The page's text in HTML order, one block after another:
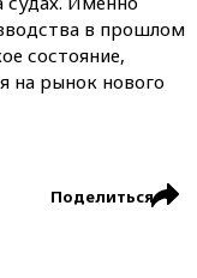
в прошлом
состояние,
на рынок нового
Поделиться